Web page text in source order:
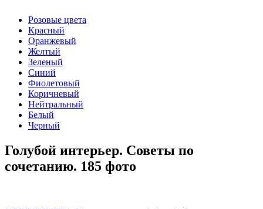
Розовые цвета
Красный
Оранжевый
Желтый
Зеленый
Синий
Фиолетовый
Коричневый
Нейтральный
Белый
Черный
Голубой интерьер. Советы по
сочетанию. 185 фото